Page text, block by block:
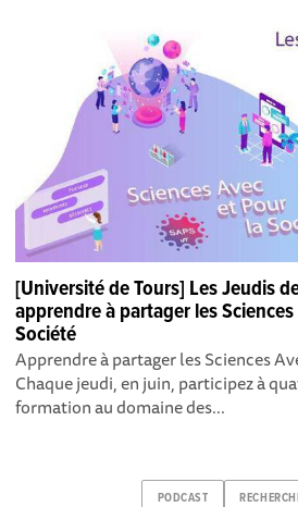
[Université de Tours] Les Jeudis
apprendre à partager les
Société
Apprendre à partager les Sciences
Chaque jeudi, en juin, participez à
formation au domaine des...
PODCAST